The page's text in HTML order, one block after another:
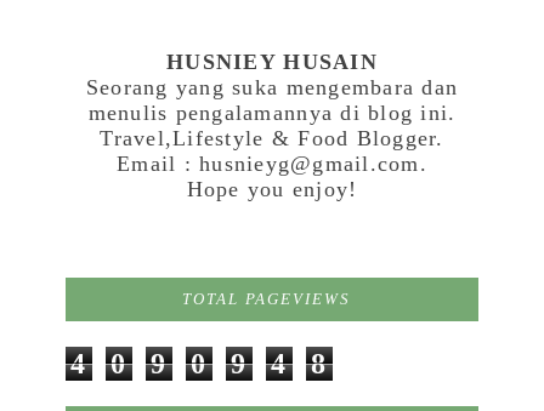
HUSNIEY HUSAIN
Seorang yang suka mengembara dan
menulis pengalamannya di blog ini.
Travel,Lifestyle & Food Blogger.
Email : husnieyg@gmail.com.
Hope you enjoy!
TOTAL PAGEVIEWS
4 0 9 0 9 4 8